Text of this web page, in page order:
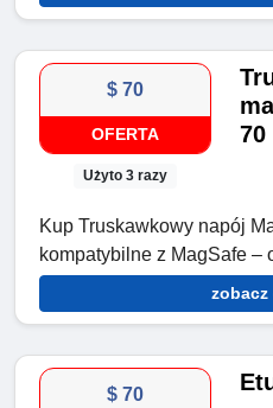
$ 70
OFERTA
Użyto 3 razy
70
Kup Truskawkowy napój
kompatybilne z MagSafe –
zobacz
$ 70